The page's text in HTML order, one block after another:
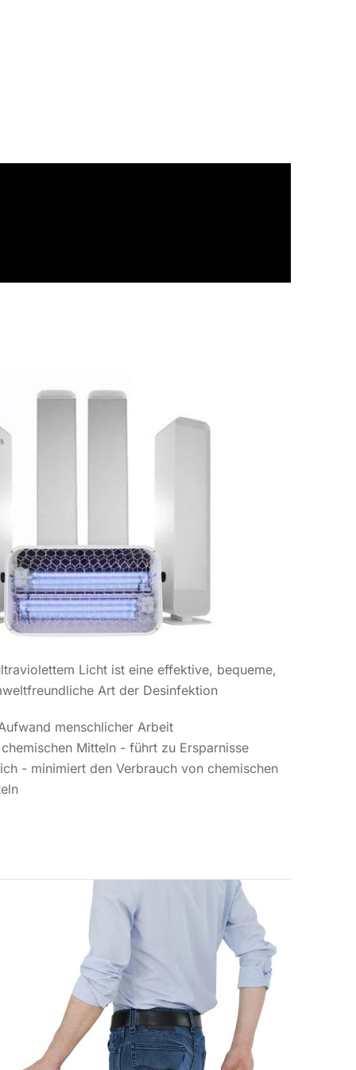
Licht ist eine effektive, bequeme,
Art der Desinfektion
menschlicher Arbeit
Mitteln - führt zu Ersparnisse
- minimiert den Verbrauch von chemischen